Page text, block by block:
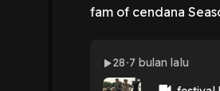
fam of cendana
28 7 bulan lalu